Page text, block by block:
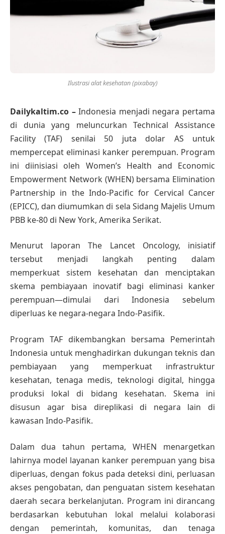
Ilustrasi alat kesehatan (pixabay)
Dailykaltim.co –Indonesia menjadi negara pertama
di dunia yang meluncurkan Technical Assistance
Facility (TAF) senilai 50 juta dolar AS untuk
mempercepat eliminasi kanker perempuan. Program
ini diinisiasi oleh Women’s Health and Economic
Empowerment Network (WHEN) bersama Elimination
Partnership in the Indo-Pacific for Cervical Cancer
(EPICC), dan diumumkan di sela Sidang Majelis Umum
PBB ke-80 di New York, Amerika Serikat.
Menurut laporan The Lancet Oncology, inisiatif
tersebut menjadi langkah penting dalam
memperkuat sistem kesehatan dan menciptakan
skema pembiayaan inovatif bagi eliminasi kanker
perempuan—dimulai dari Indonesia sebelum
diperluas ke negara-negara Indo-Pasifik.
Program TAF dikembangkan bersama Pemerintah
Indonesia untuk menghadirkan dukungan teknis dan
pembiayaan yang memperkuat infrastruktur
kesehatan, tenaga medis, teknologi digital, hingga
produksi lokal di bidang kesehatan. Skema ini
disusun agar bisa direplikasi di negara lain di
kawasan Indo-Pasifik.
Dalam dua tahun pertama, WHEN menargetkan
lahirnya model layanan kanker perempuan yang bisa
diperluas, dengan fokus pada deteksi dini, perluasan
akses pengobatan, dan penguatan sistem kesehatan
daerah secara berkelanjutan. Program ini dirancang
berdasarkan kebutuhan lokal melalui kolaborasi
dengan pemerintah, komunitas, dan tenaga